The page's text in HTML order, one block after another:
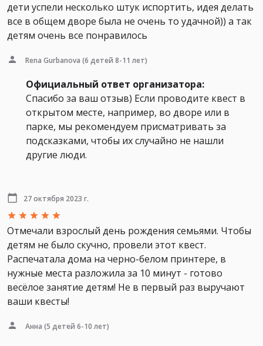
дети успели несколько штук испортить, идея делать
все в общем дворе была не очень то удачной)) а так
детям очень все понравилось
Rena Gurbanova (6 детей 8-11 лет)
Официальный ответ организатора:
Спасибо за ваш отзыв) Если проводите квест в
открытом месте, например, во дворе или в
парке, мы рекомендуем присматривать за
подсказками, чтобы их случайно не нашли
другие люди.
27 октября 2023 г.
Отмечали взрослый день рождения семьями. Чтобы
детям не было скучно, провели этот квест.
Распечатала дома на черно-белом принтере, в
нужные места разложила за 10 минут - готово
весёлое занятие детям! Не в первый раз выручают
ваши квесты!
Анна (5 детей 6-10 лет)